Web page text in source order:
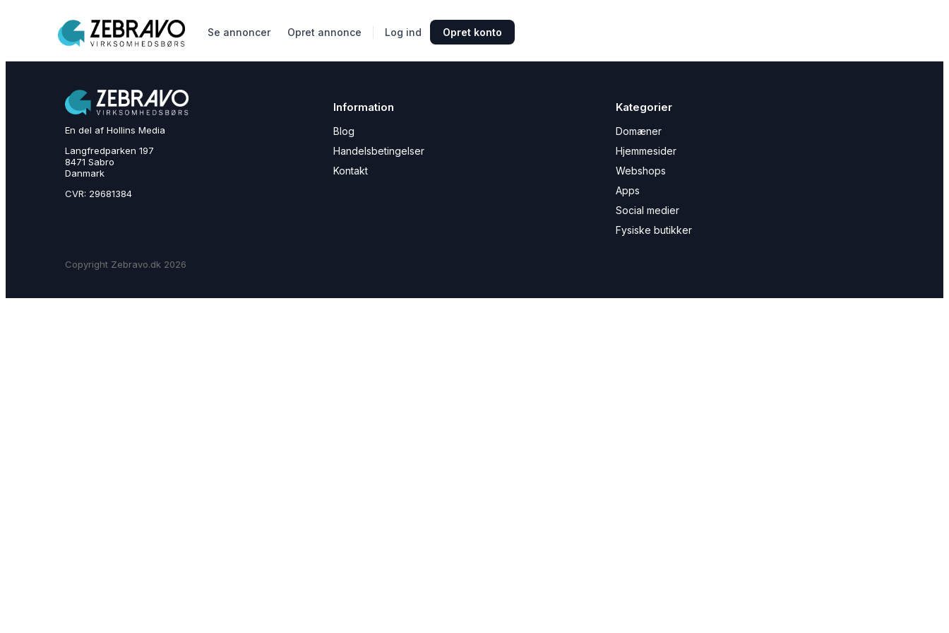
Se annoncer Opret annonce Log ind Opret konto
En del af Hollins Media
Langfredparken 197
8471 Sabro
Danmark
CVR: 29681384
Information
Blog
Handelsbetingelser
Kontakt
Kategorier
Domæner
Hjemmesider
Webshops
Apps
Social medier
Fysiske butikker
Copyright Zebravo.dk 2026